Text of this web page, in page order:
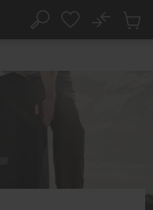
Suche
No